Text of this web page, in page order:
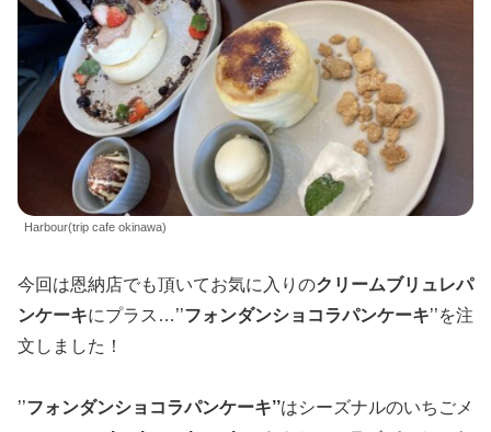
Harbour(trip cafe okinawa)
今回は恩納店でも頂いてお気に入りのクリームブリュレパ
ンケーキにプラス…’’フォンダンショコラパンケーキ’’を注
文しました！
’’フォンダンショコラパンケーキ’’はシーズナルのいちごメ